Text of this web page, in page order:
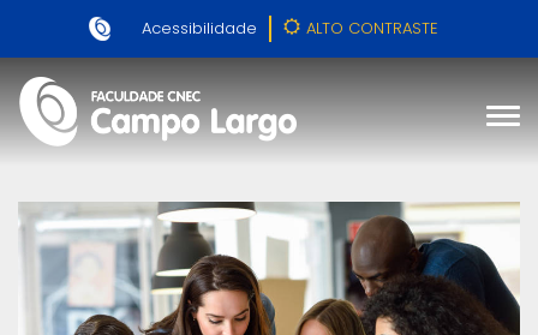
Acessibilidade ALTO CONTRASTE